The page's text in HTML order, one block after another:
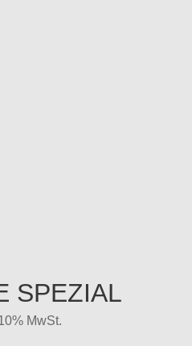
SPEZIAL
MwSt.